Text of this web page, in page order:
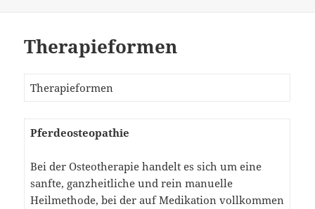
Therapieformen
Therapieformen
Pferdeosteopathie
Bei der Osteotherapie handelt es sich um eine
sanfte, ganzheitliche und rein manuelle
Heilmethode, bei der auf Medikation vollkommen